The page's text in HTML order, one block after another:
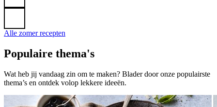
Alle zomer recepten
Populaire thema's
Wat heb jij vandaag zin om te maken? Blader door onze populairste
thema’s en ontdek volop lekkere ideeën.